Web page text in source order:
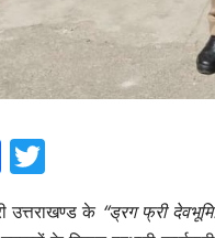
F
a
c itt
उत्तराखण्ड के “ड्रग फ्री